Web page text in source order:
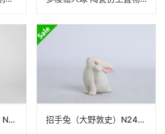
魔术师 兔子（正木卓）N22A281 招手兔（大野敦史）N24B77